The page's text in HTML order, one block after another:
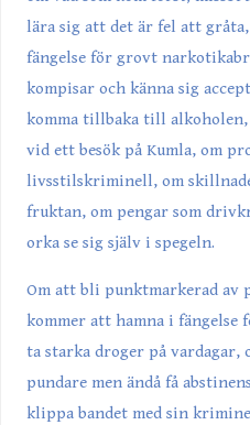
lära sig att det är fel att
fängelse för grovt
kompisar och känna sig
komma tillbaka till
vid ett besök på Kumla, om
livsstilskriminell, om
fruktan, om pengar som
orka se sig själv i spegeln.
Om att bli punktmarkerad av
kommer att hamna i
ta starka droger på vardagar,
pundare men ändå få
klippa bandet med sin